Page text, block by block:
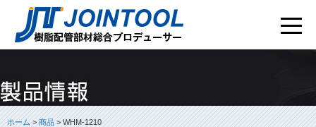
ホーム>商品> WHM-1210